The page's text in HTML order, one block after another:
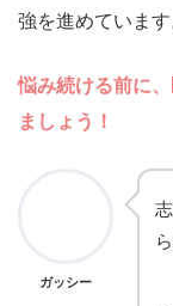
強を進めています
悩み続ける前に
ましょう ！
ガッシー